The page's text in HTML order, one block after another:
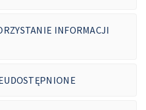
INFORMACJI